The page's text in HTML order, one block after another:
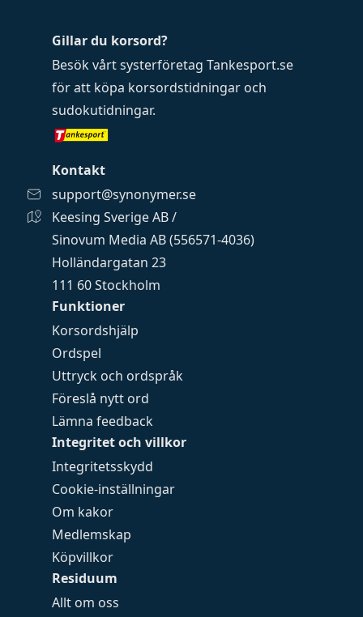
Funktioner
Korsordshjälp
Ordspel
Uttryck och ordspråk
Föreslå nytt ord
Lämna feedback
Integritet och villkor
Integritetsskydd
Cookie-inställningar
Om kakor
Medlemskap
Köpvillkor
Residuum
Allt om oss
Gillar du korsord?
Besök vårt systerföretag Tankesport.se
för att köpa korsordstidningar och
sudokutidningar.
Kontakt
support@synonymer.se
Keesing Sverige AB /
Sinovum Media AB (556571-4036)
Holländargatan 23
111 60 Stockholm